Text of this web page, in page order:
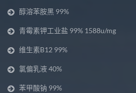
醇溶苯胺黑 99%
青霉素钾工业盐 99% 1588u/mg
维生素B12 99%
氯偏乳液 40%
苯甲酸钠 99%